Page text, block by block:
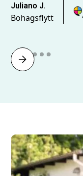
Juliano J.
Bohagsflytt